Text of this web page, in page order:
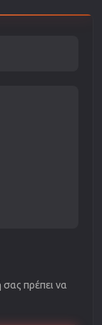
σας πρέπει να